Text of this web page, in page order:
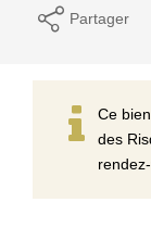
Partager
Ce
des